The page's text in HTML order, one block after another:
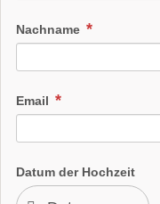
Nachname
Email
Datum der Hochzeit